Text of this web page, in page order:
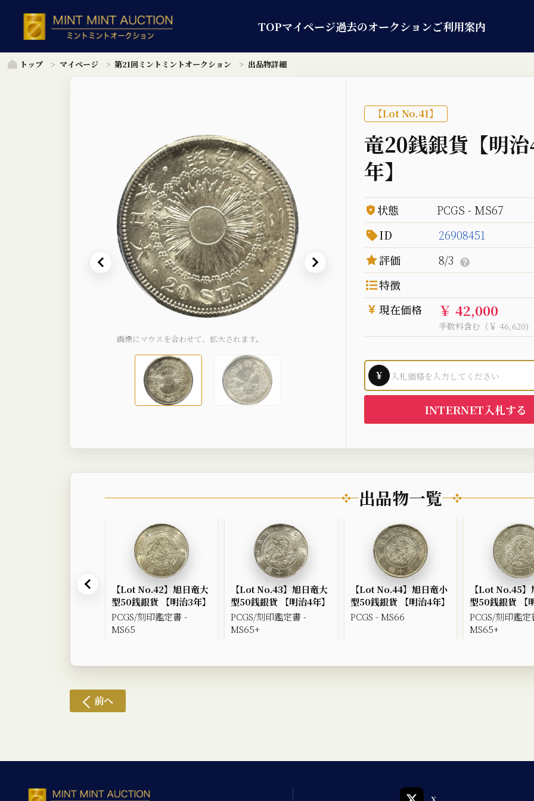
TOPマイページ過去のオークションご利用案内
トップ マイページ 第21回ミントミントオークション 出品物詳細
画像にマウスを合わせて、拡大されます。
【Lot No.41】
竜20銭銀貨【明
年】
状態
PCGS - MS67
ID
26908451
評価
8/3
特徴
現在価格
￥ 42,000
手数料含む（￥ 46,620)
¥
INTERNET入札する
出品物一覧
【Lot No.42】旭日竜大
型50銭銀貨 【明治3年】
PCGS/刻印鑑定書 -
MS65
【Lot No.43】旭日竜大
型50銭銀貨 【明治4年】
PCGS/刻印鑑定書 -
MS65+
【Lot No.44】旭日竜小
型50銭銀貨 【明治4年】
PCGS - MS66
【Lot No.45
型50銭銀貨 【
PCGS/刻印鑑定
MS65+
前へ